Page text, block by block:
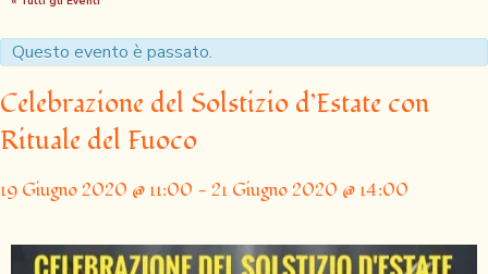
Questo evento è passato.
Celebrazione del Solstizio d’Estate con
Rituale del Fuoco
19 Giugno 2020 @ 11:00 - 21 Giugno 2020 @ 14:00